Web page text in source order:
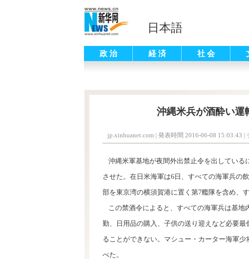
日本語
政 治 経 済 社 会
沖縄米兵が酒酔い運
jp.xinhuanet.com | 発表時間 2016-06-08 15:03:43 |
沖縄米軍基地が夜間外出禁止令を出している
させた。在日米海軍は6日、すべての海軍兵の
部を東京湾の横須賀港に置く第7艦隊を含め、
この禁酒令によると、すべての海軍兵は基地
勤、日用品の購入、子供の送り迎えなど必要
ることができない。マシュー・カーター海軍
べた。